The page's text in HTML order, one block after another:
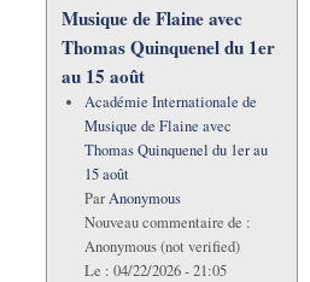
Musique de Flaine avec
Thomas Quinquenel du 1er
au 15 août
Académie Internationale de
Musique de Flaine avec
Thomas Quinquenel du 1er au
15 août
ParAnonymous
Nouveau commentaire de :
Anonymous (not verified)
Le : 04/22/2026 - 21:05